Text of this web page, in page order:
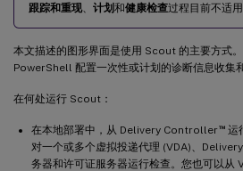
跟踪和重现、 计划和健康检查过程目前不适
本文描述的图形界面是使用 Scout 的主要方式
PowerShell 配置一次性或计划的诊断信息收集
在何处运行 Scout：
在本地部署中，从 Delivery Controller™运
对一个或多个虚拟投递代理 (VDA)、
务器和许可证服务器运行检查。您也可以从